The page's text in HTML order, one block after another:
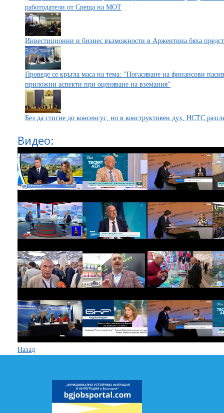
работодатели от Среща на МОТ
Инвестиционни и бизнес възможности в Аржентина бяха
Проведе се кръгла маса на тема: "Погасяване на финансови
приложни аспекти при оценяване на вземания”
Без да стигне до консенсус, но в конструктивен дух, НСТС
Видео:
Назад